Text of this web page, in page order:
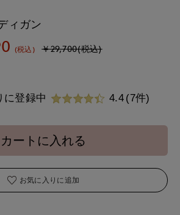
ィガン
(税込) ￥29,700(税込)
に登録中 4.4 (7件)
カートに入れる
お気に入りに追加